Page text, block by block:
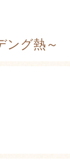
ング熱～